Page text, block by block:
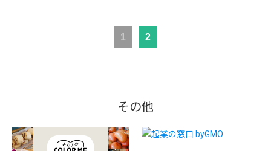
1 2
その他